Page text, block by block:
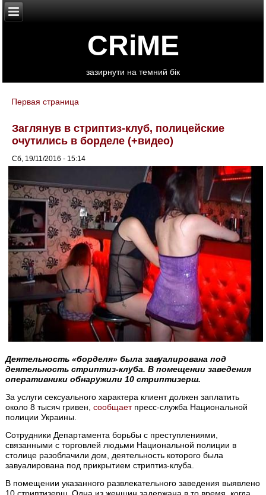
CRiME
зазирнути на темний бік
You are here
Первая страница
Заглянув в стриптиз-клуб, полицейские
очутились в борделе (+видео)
Сб, 19/11/2016 - 15:14
Деятельность «борделя» была завуалирована под
деятельность стриптиз-клуба. В помещении заведения
оперативники обнаружили 10 стриптизерш.
За услуги сексуального характера клиент должен заплатить
около 8 тысяч гривен,сообщаетпресс-служба Национальной
полиции Украины.
Сотрудники Департамента борьбы с преступлениями,
связанными с торговлей людьми Национальной полиции в
столице разоблачили дом, деятельность которого была
завуалирована под прикрытием стриптиз-клуба.
В помещении указанного развлекательного заведения выявлено